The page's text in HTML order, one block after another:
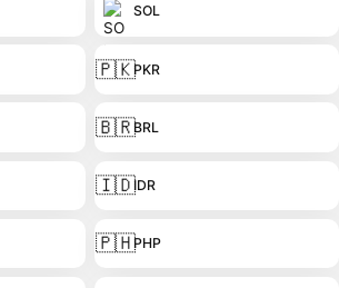
SOL
🇵🇰PKR
🇧🇷BRL
🇮🇩IDR
🇵🇭PHP